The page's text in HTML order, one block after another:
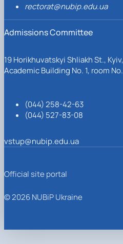
rectorat@nubip.edu.ua
Admissions Committee
19 Horikhuvatskyi Shliakh St.,
Academic Building No. 1, room
(044) 258-42-63
(044) 527-83-08
vstup@nubip.edu.ua
Official site portal
© 2026 NUBiP Ukraine